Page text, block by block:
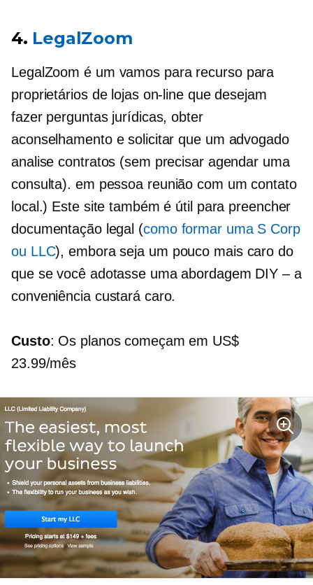
4. LegalZoom
LegalZoom é um vamos pararecurso para
proprietários de lojas on-line que desejam
fazer perguntas jurídicas, obter
aconselhamento e solicitar que um advogado
analise contratos (sem precisar agendar uma
consulta). em pessoa reunião com um contato
local.) Este site também é útil para preencher
documentação legal (como formar uma S Corp
ou LLC), embora seja um pouco mais caro do
que se você adotasse uma abordagem DIY – a
conveniência custará caro.
Custo: Os planos começam em US$
23.99/mês